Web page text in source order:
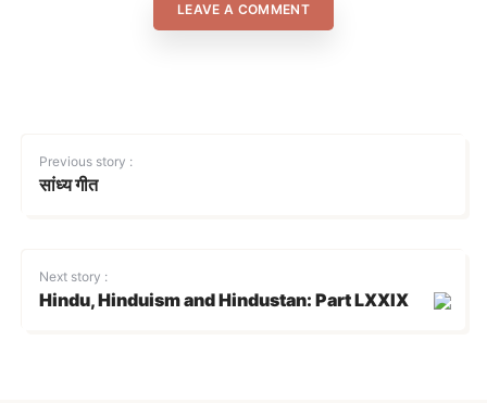
LEAVE A COMMENT
Previous story :
सांध्य गीत
Next story :
Hindu, Hinduism and Hindustan: Part LXXIX